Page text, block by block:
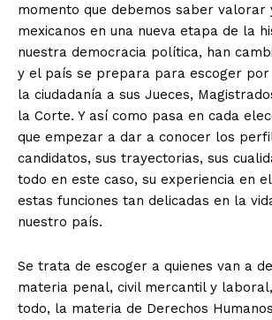
momento que debemos saber valorar
mexicanos en una nueva etapa de la
nuestra democracia política, han
y el país se prepara para escoger
la ciudadanía a sus Jueces,
la Corte. Y así como pasa en cada
que empezar a dar a conocer los
candidatos, sus trayectorias, sus
todo en este caso, su experiencia en
estas funciones tan delicadas en la
nuestro país.
Se trata de escoger a quienes van a
materia penal, civil mercantil y
todo, la materia de Derechos